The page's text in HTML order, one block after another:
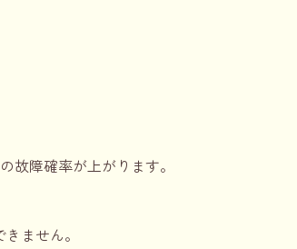
故障確率が上がります。
ません。